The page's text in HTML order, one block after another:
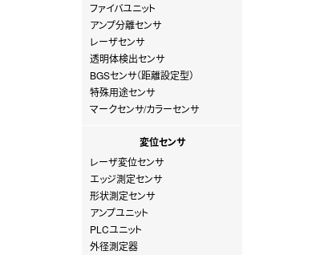
ファイバユニット
アンプ分離センサ
レーザセンサ
透明体検出センサ
BGSセンサ（距離設定型）
特殊用途センサ
マークセンサ/カラーセンサ
変位センサ
レーザ変位センサ
エッジ測定センサ
形状測定センサ
アンプユニット
PLCユニット
外径測定器